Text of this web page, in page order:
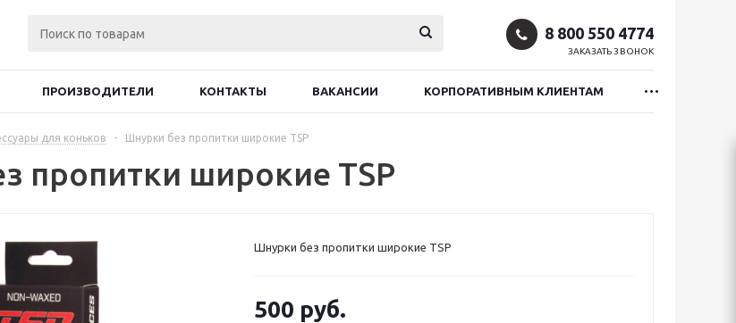
8 800 550 4774
ЗАКАЗАТЬ ЗВОНОК
ПРОИЗВОДИТЕЛИ КОНТАКТЫ ВАКАНСИИ КОРПОРАТИВНЫМ КЛИЕНТАМ
для коньков - Шнурки без пропитки широкие TSP
пропитки широкие TSP
Шнурки без пропитки широкие TSP
500 руб.